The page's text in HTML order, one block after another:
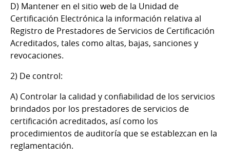
D) Mantener en el sitio web de la Unidad de
Certificación Electrónica la información relativa al
Registro de Prestadores de Servicios de Certificación
Acreditados, tales como altas, bajas, sanciones y
revocaciones.
2) De control:
A) Controlar la calidad y confiabilidad de los servicios
brindados por los prestadores de servicios de
certificación acreditados, así como los
procedimientos de auditoría que se establezcan en la
reglamentación.